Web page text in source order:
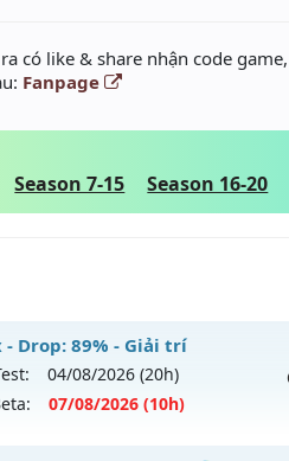
có like & share nhận code
Fanpage
Season 7-15 Season 16-20
- Drop: 89% - Giải trí
04/08/2026 (20h)
07/08/2026 (10h)